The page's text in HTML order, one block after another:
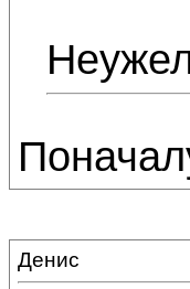
Денис